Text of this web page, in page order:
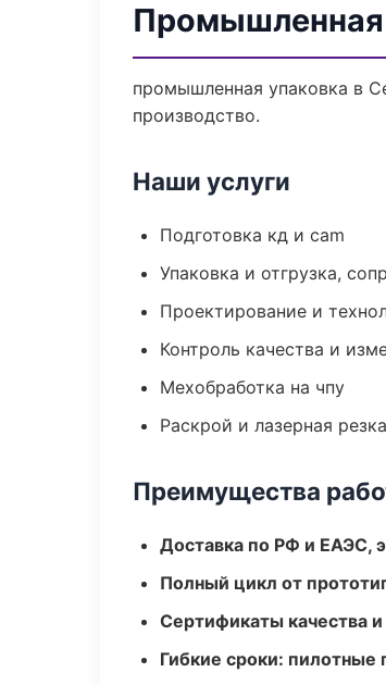
Промышленная
промышленная упаковка в
производство.
Наши услуги
Подготовка кд и cam
Упаковка и отгрузка,
Проектирование и
Контроль качества и
Мехобработка на чпу
Раскрой и лазерная резка
Преимущества
Доставка по РФ и ЕАЭС,
Полный цикл от
Сертификаты качества и
Гибкие сроки: пилотные